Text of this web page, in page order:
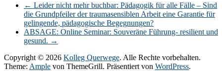
← Leider nicht mehr buchbar: Pädagogik für alle Fälle – Sind
die Grundpfeiler der traumasensiblen Arbeit eine Garantie für
gelingende, pädagogische Begegnungen?
ABSAGE: Online Seminar: Souveräne Führung- resilient und
gesund. →
Copyright © 2026 Kolleg Querwege. Alle Rechte vorbehalten.
Theme: Ample von ThemeGrill. Präsentiert von WordPress.